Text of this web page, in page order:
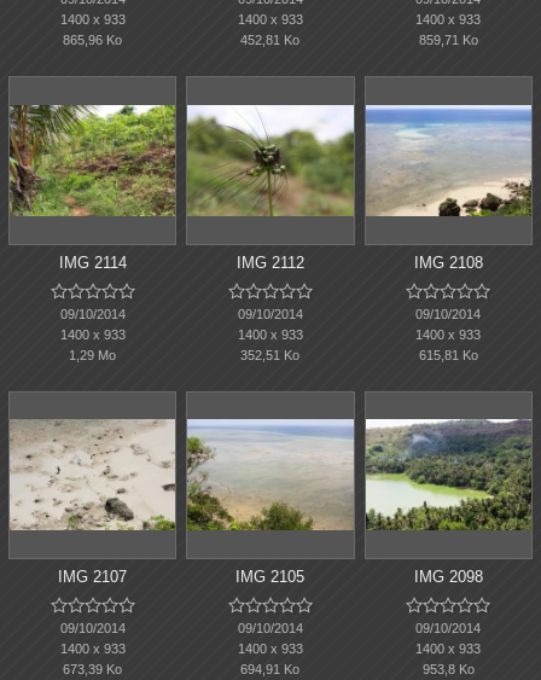
1400 x 933
865,96 Ko
1400 x 933
452,81 Ko
1400 x 933
859,71 Ko
IMG 2114

09/10/2014
1400 x 933
1,29 Mo
IMG 2112

09/10/2014
1400 x 933
352,51 Ko
IMG 2108

09/10/2014
1400 x 933
615,81 Ko
IMG 2107

09/10/2014
1400 x 933
673,39 Ko
IMG 2105

09/10/2014
1400 x 933
694,91 Ko
IMG 2098

09/10/2014
1400 x 933
953,8 Ko